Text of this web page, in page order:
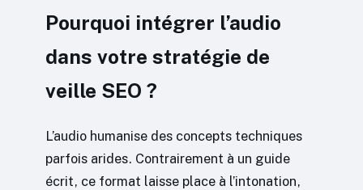
Pourquoi intégrer l’audio
dans votre stratégie de
veille SEO ?
L’audio humanise des concepts techniques
parfois arides. Contrairement à un guide
écrit, ce format laisse place à l’intonation,